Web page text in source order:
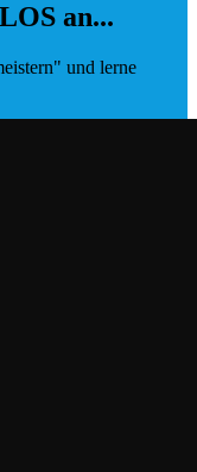
an...
und lerne